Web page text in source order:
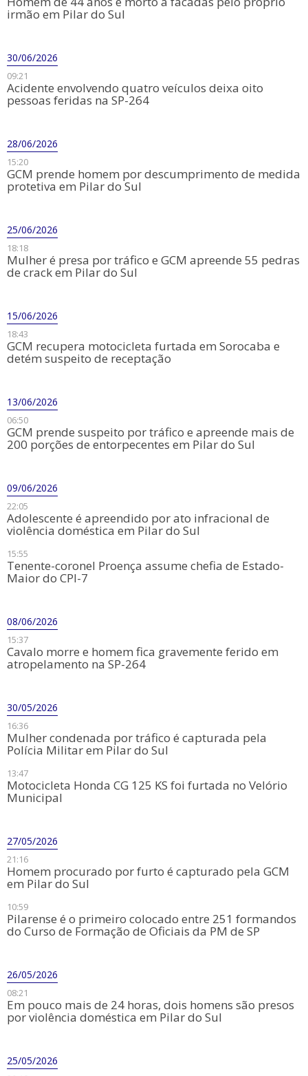
irmão em Pilar do Sul
30/06/2026
09:21
​Acidente envolvendo quatro veículos deixa oito
pessoas feridas na SP-264
28/06/2026
15:20
GCM prende homem por descumprimento de medida
protetiva em Pilar do Sul
25/06/2026
18:18
Mulher é presa por tráfico e GCM apreende 55 pedras
de crack em Pilar do Sul
15/06/2026
18:43
​GCM recupera motocicleta furtada em Sorocaba e
detém suspeito de receptação
13/06/2026
06:50
​GCM prende suspeito por tráfico e apreende mais de
200 porções de entorpecentes em Pilar do Sul
09/06/2026
22:05
​Adolescente é apreendido por ato infracional de
violência doméstica em Pilar do Sul
15:55
Tenente-coronel Proença assume chefia de Estado-
Maior do CPI-7
08/06/2026
15:37
Cavalo morre e homem fica gravemente ferido em
atropelamento na SP-264
30/05/2026
16:36
​Mulher condenada por tráfico é capturada pela
Polícia Militar em Pilar do Sul
13:47
Motocicleta Honda CG 125 KS foi furtada no Velório
Municipal
27/05/2026
21:16
​Homem procurado por furto é capturado pela GCM
em Pilar do Sul
10:59
Pilarense é o primeiro colocado entre 251 formandos
do Curso de Formação de Oficiais da PM de SP
26/05/2026
08:21
​Em pouco mais de 24 horas, dois homens são presos
por violência doméstica em Pilar do Sul
25/05/2026